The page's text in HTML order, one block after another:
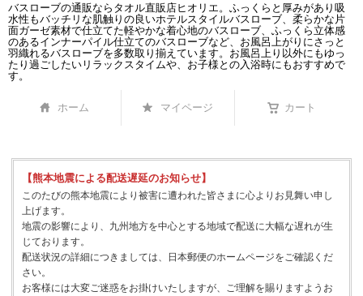
バスローブの通販ならタオル直販店ヒオリエ。ふっくらと厚みがあり吸
水性もバッチリな肌触りの良いホテルスタイルバスローブ、柔らかな片
面ガーゼ素材で仕立てた軽やかな着心地のバスローブ、ふっくら立体感
のあるインナーパイル仕立てのバスローブなど、お風呂上がりにさっと
羽織れるバスローブを多数取り揃えています。お風呂上り以外にもゆっ
たり過ごしたいリラックスタイムや、お子様との入浴時にもおすすめで
す。
ホーム マイページ カート
【熊本地震による配送遅延のお知らせ】
このたびの熊本地震により被害に遭われた皆さまに心よりお見舞い申し
上げます。
地震の影響により、九州地方を中心とする地域で配送に大幅な遅れが生
じております。
配送状況の詳細につきましては、日本郵便のホームページをご確認くだ
さい。
お客様には大変ご迷惑をお掛けいたしますが、ご理解を賜りますようお